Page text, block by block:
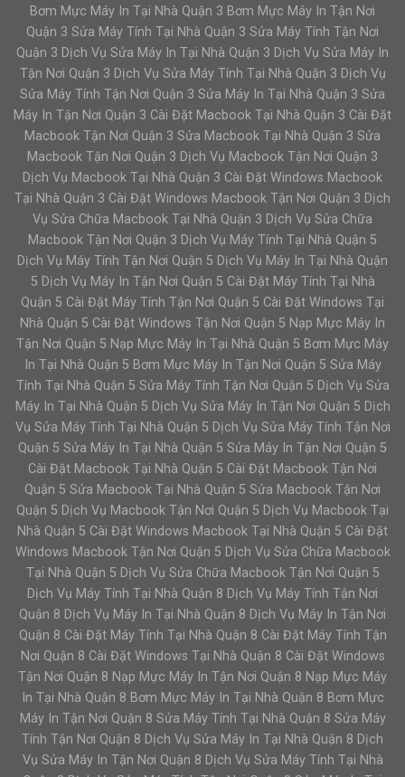
Bơm Mực Máy In Tại Nhà Quận 3 Bơm Mực Máy In Tận Nơi
Quận 3 Sửa Máy Tính Tại Nhà Quận 3 Sửa Máy Tính Tận Nơi
Quận 3 Dịch Vụ Sửa Máy In Tại Nhà Quận 3 Dịch Vụ Sửa Máy In
Tận Nơi Quận 3 Dịch Vụ Sửa Máy Tính Tại Nhà Quận 3 Dịch Vụ
Sửa Máy Tính Tận Nơi Quận 3 Sửa Máy In Tại Nhà Quận 3 Sửa
Máy In Tận Nơi Quận 3 Cài Đặt Macbook Tại Nhà Quận 3 Cài Đặt
Macbook Tận Nơi Quận 3 Sửa Macbook Tại Nhà Quận 3 Sửa
Macbook Tận Nơi Quận 3 Dịch Vụ Macbook Tận Nơi Quận 3
Dịch Vụ Macbook Tại Nhà Quận 3 Cài Đặt Windows Macbook
Tại Nhà Quận 3 Cài Đặt Windows Macbook Tận Nơi Quận 3 Dịch
Vụ Sửa Chữa Macbook Tại Nhà Quận 3 Dịch Vụ Sửa Chữa
Macbook Tận Nơi Quận 3 Dịch Vụ Máy Tính Tại Nhà Quận 5
Dịch Vụ Máy Tính Tận Nơi Quận 5 Dịch Vụ Máy In Tại Nhà Quận
5 Dịch Vụ Máy In Tận Nơi Quận 5 Cài Đặt Máy Tính Tại Nhà
Quận 5 Cài Đặt Máy Tính Tận Nơi Quận 5 Cài Đặt Windows Tại
Nhà Quận 5 Cài Đặt Windows Tận Nơi Quận 5 Nạp Mực Máy In
Tận Nơi Quận 5 Nạp Mực Máy In Tại Nhà Quận 5 Bơm Mực Máy
In Tại Nhà Quận 5 Bơm Mực Máy In Tận Nơi Quận 5 Sửa Máy
Tính Tại Nhà Quận 5 Sửa Máy Tính Tận Nơi Quận 5 Dịch Vụ Sửa
Máy In Tại Nhà Quận 5 Dịch Vụ Sửa Máy In Tận Nơi Quận 5 Dịch
Vụ Sửa Máy Tính Tại Nhà Quận 5 Dịch Vụ Sửa Máy Tính Tận Nơi
Quận 5 Sửa Máy In Tại Nhà Quận 5 Sửa Máy In Tận Nơi Quận 5
Cài Đặt Macbook Tại Nhà Quận 5 Cài Đặt Macbook Tận Nơi
Quận 5 Sửa Macbook Tại Nhà Quận 5 Sửa Macbook Tận Nơi
Quận 5 Dịch Vụ Macbook Tận Nơi Quận 5 Dịch Vụ Macbook Tại
Nhà Quận 5 Cài Đặt Windows Macbook Tại Nhà Quận 5 Cài Đặt
Windows Macbook Tận Nơi Quận 5 Dịch Vụ Sửa Chữa Macbook
Tại Nhà Quận 5 Dịch Vụ Sửa Chữa Macbook Tận Nơi Quận 5
Dịch Vụ Máy Tính Tại Nhà Quận 8 Dịch Vụ Máy Tính Tận Nơi
Quận 8 Dịch Vụ Máy In Tại Nhà Quận 8 Dịch Vụ Máy In Tận Nơi
Quận 8 Cài Đặt Máy Tính Tại Nhà Quận 8 Cài Đặt Máy Tính Tận
Nơi Quận 8 Cài Đặt Windows Tại Nhà Quận 8 Cài Đặt Windows
Tận Nơi Quận 8 Nạp Mực Máy In Tận Nơi Quận 8 Nạp Mực Máy
In Tại Nhà Quận 8 Bơm Mực Máy In Tại Nhà Quận 8 Bơm Mực
Máy In Tận Nơi Quận 8 Sửa Máy Tính Tại Nhà Quận 8 Sửa Máy
Tính Tận Nơi Quận 8 Dịch Vụ Sửa Máy In Tại Nhà Quận 8 Dịch
Vụ Sửa Máy In Tận Nơi Quận 8 Dịch Vụ Sửa Máy Tính Tại Nhà